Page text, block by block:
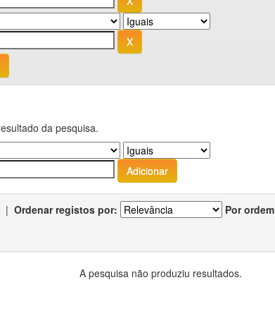
da pesquisa.
| Ordenar registos por: Por ordem
A pesquisa não produziu resultados.